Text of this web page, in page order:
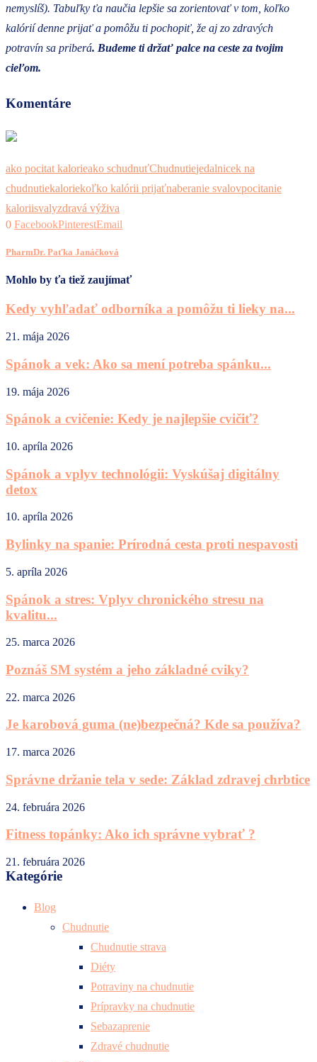
nemyslíš). Tabuľky ťa naučia lepšie sa zorientovať v tom, koľko
kalórií denne prijať a pomôžu ti pochopiť, že aj zo zdravých
potravín sa priberá. Budeme ti držať palce na ceste za tvojim
cieľom.
Komentáre
ako pocitat kalorieako schudnuťChudnutiejedalnicek na
chudnutiekaloriekoľko kalórii prijaťnaberanie svalovpocitanie
kaloriisvalyzdravá výživa
0 FacebookPinterestEmail
PharmDr. Paťka Janáčková
Mohlo by ťa tiež zaujímať
Kedy vyhľadať odborníka a pomôžu ti lieky na...
21. mája 2026
Spánok a vek: Ako sa mení potreba spánku...
19. mája 2026
Spánok a cvičenie: Kedy je najlepšie cvičiť?
10. apríla 2026
Spánok a vplyv technológii: Vyskúšaj digitálny
detox
10. apríla 2026
Bylinky na spanie: Prírodná cesta proti nespavosti
5. apríla 2026
Spánok a stres: Vplyv chronického stresu na
kvalitu...
25. marca 2026
Poznáš SM systém a jeho základné cviky?
22. marca 2026
Je karobová guma (ne)bezpečná? Kde sa používa?
17. marca 2026
Správne držanie tela v sede: Základ zdravej chrbtice
24. februára 2026
Fitness topánky: Ako ich správne vybrať ?
21. februára 2026
Kategórie
Blog
Chudnutie
Chudnutie strava
Diéty
Potraviny na chudnutie
Prípravky na chudnutie
Sebazaprenie
Zdravé chudnutie